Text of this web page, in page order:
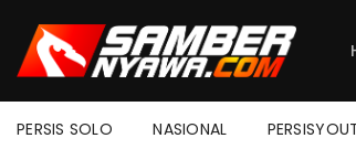
PERSIS SOLO NASIONAL